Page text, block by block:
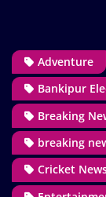
Adventure
Bankipur
Breaking
breaking
Cricket